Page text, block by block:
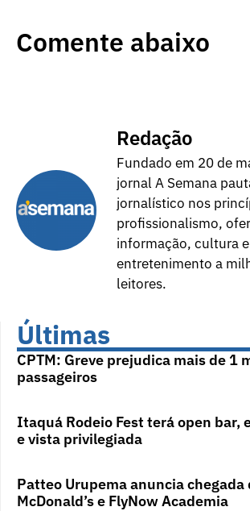
Comente abaixo
Redação
Fundado em 20 de
jornal A Semana
jornalístico nos
profissionalismo,
informação, cultura e
entretenimento a
leitores.
Últimas
CPTM: Greve prejudica mais de 1
passageiros
Itaquá Rodeio Fest terá open bar,
e vista privilegiada
Patteo Urupema anuncia chegada
McDonald’s e FlyNow Academia